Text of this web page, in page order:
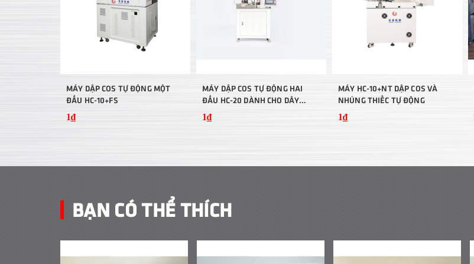
MÁY DẬP COS TỰ ĐỘNG MỘT
ĐẦU HC-10+FS
1₫
MÁY DẬP COS TỰ ĐỘNG HAI
ĐẦU HC-20 DÀNH CHO DÂY
AWG32-AWG13
1₫
MÁY HC-10+NT DẬP COS VÀ
NHÚNG THIẾC TỰ ĐỘNG
1₫
BẠN CÓ THỂ THÍCH